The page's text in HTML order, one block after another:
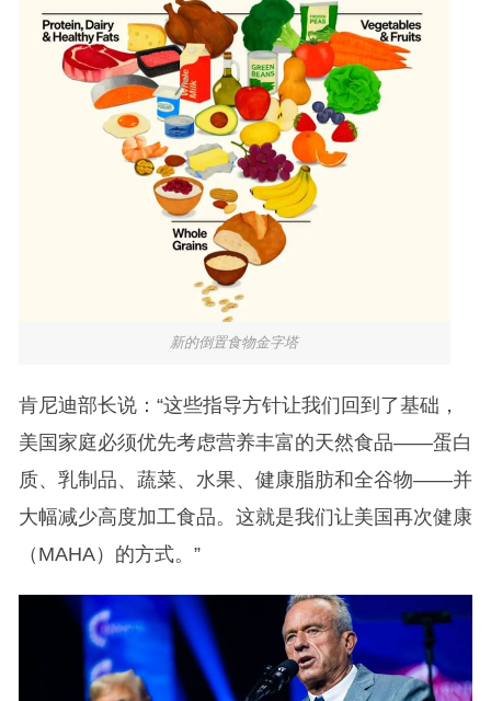
新的倒置食物金字塔
肯尼迪部长说：“这些指导方针让我们回到了基础，
美国家庭必须优先考虑营养丰富的天然食品——蛋白
质、乳制品、蔬菜、水果、健康脂肪和全谷物——并
大幅减少高度加工食品。这就是我们让美国再次健康
（MAHA）的方式。”